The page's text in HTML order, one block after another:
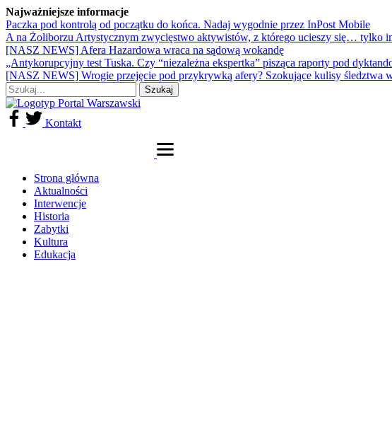
Najważniejsze informacje
Paczka pod kontrolą od początku do końca. Nadaj wygodnie przez InPost Mobile
A na Żoliborzu Artystycznym zwycięstwo aktywistów, z którego ucieszy się… tylko
[NASZ NEWS] Afera Hazardowa wraca na sądową wokandę
„Antykorupcyjny test Tuska. Czy “niezależna ekspertka” pisząca raporty pod
[NASZ NEWS] Wrogie przejęcie pod przykrywką afery? Szokujące kulisy śledztwa
Kontakt
Strona główna
Aktualności
Interwencje
Historia
Zabytki
Kultura
Edukacja